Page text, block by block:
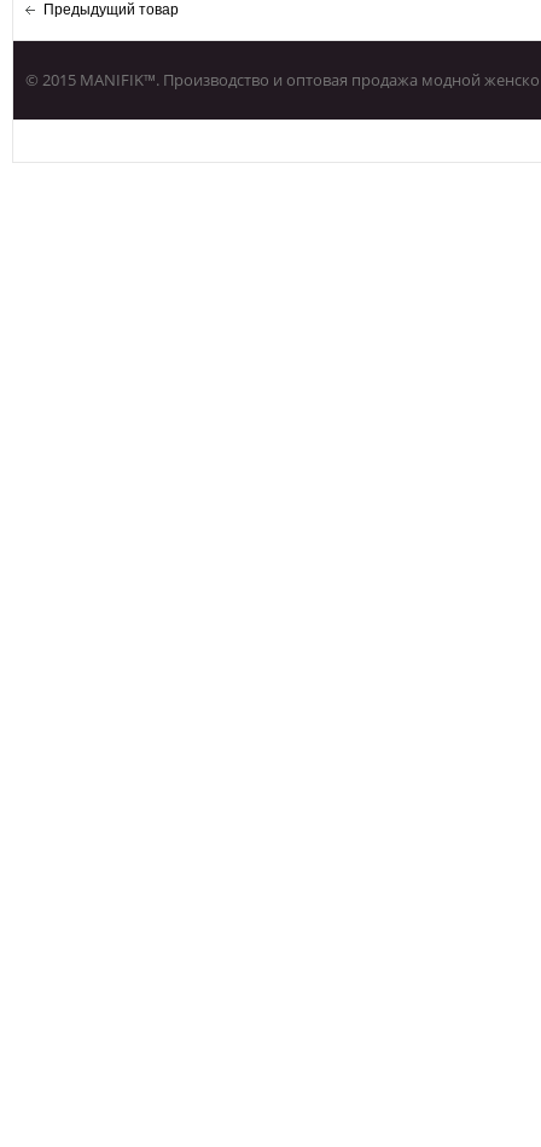
Предыдущий товар
© 2015 MANIFIK™. Производство и оптовая продажа модной